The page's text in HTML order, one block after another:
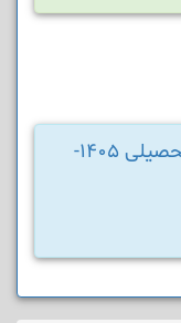
نام گروه : نیمسال اول سال تحصیلی 1405-